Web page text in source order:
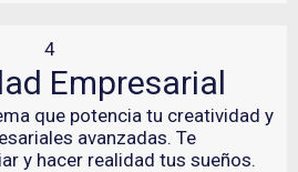
4
Empresarial
que potencia tu creatividad y
avanzadas. Te
y hacer realidad tus sueños.